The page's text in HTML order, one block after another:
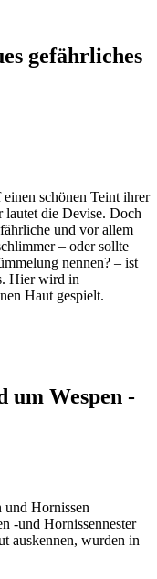
gefährliches
schönen Teint ihrer
lautet die Devise. Doch
und vor allem
– oder sollte
nennen? – ist
Hier wird in
Haut gespielt.
um Wespen -
und Hornissen
-und Hornissennester
auskennen, wurden in